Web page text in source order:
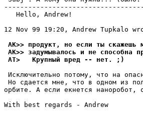
   Hello, Andrew!
12 Nov 99 19:20, Andrew Tupkalo
AK>> продукт, но если ты
AK>> задумывалось и не способна
AT>   Крупный вред -- нет. ;)
Исключительно потому, что на
Hо сдается мне, что в одном из
орбите. А если екнется наноробот,
With best regards - Andrew